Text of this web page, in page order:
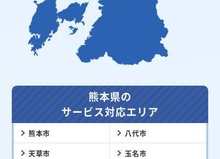
熊本県の
サービス対応エリア
熊本市 八代市
天草市 玉名市